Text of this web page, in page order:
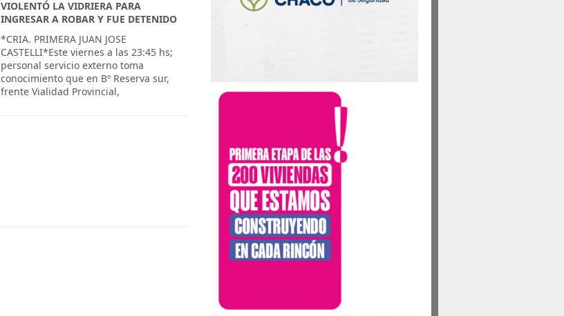
VIOLENTÓ LA VIDRIERA PARA
INGRESAR A ROBAR Y FUE DETENIDO
*CRIA. PRIMERA JUAN JOSE
CASTELLI*Este viernes a las 23:45 hs;
personal servicio externo toma
conocimiento que en Bº Reserva sur,
frente Vialidad Provincial,